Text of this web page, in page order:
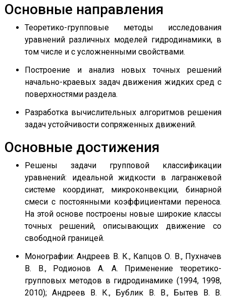
Основные направления
Теоретико-групповые методы исследования
уравнений различных моделей гидродинамики, в
том числе и с усложненными свойствами.
Построение и анализ новых точных решений
начально-краевых задач движения жидких сред с
поверхностями раздела.
Разработка вычислительных алгоритмов решения
задач устойчивости сопряженных движений.
Основные достижения
Решены задачи групповой классификации
уравнений: идеальной жидкости в лагранжевой
системе координат, микроконвекции, бинарной
смеси с постоянными коэффициентами переноса.
На этой основе построены новые широкие классы
точных решений, описывающих движение со
свободной границей.
Монографии: Андреев В. К., Капцов О. В., Пухначев
В. В., Родионов А. А. Применение теоретико-
групповых методов в гидродинамике (1994, 1998,
2010); Андреев В. К., Бублик В. В., Бытев В. В.